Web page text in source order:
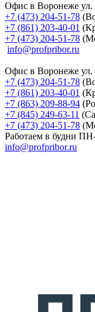
Офис в Воронеже
+7 (473) 204-51-78
+7 (861) 203-40-01
+7 (473) 204-51-78
info@profpribor.ru
Офис в Воронеже
+7 (473) 204-51-78
+7 (861) 203-40-01
+7 (863) 209-88-94
+7 (845) 249-63-11
+7 (473) 204-51-78
Работаем в будни
info@profpribor.ru